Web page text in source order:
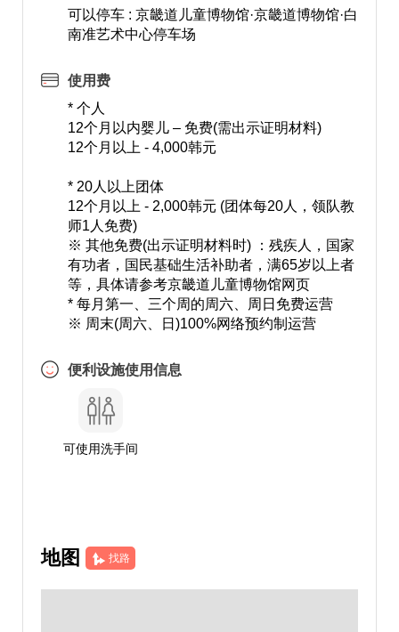
可以停车 : 京畿道儿童博物馆·京畿道博物馆·白
南准艺术中心停车场
使用费
* 个人
12个月以内婴儿 – 免费(需出示证明材料)
12个月以上 - 4,000韩元
* 20人以上团体
12个月以上 - 2,000韩元 (团体每20人，领队教
师1人免费)
※ 其他免费(出示证明材料时) ：残疾人，国家
有功者，国民基础生活补助者，满65岁以上者
等，具体请参考京畿道儿童博物馆网页
* 每月第一、三个周的周六、周日免费运营
※ 周末(周六、日)100%网络预约制运营
便利设施使用信息
可使用洗手间
地图 找路